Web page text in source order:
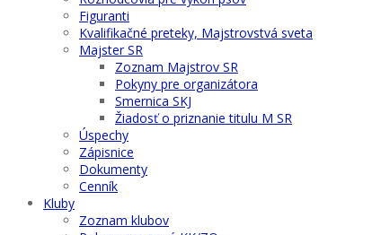
Figuranti
Kvalifikačné preteky, Majstrovstvá sveta
Majster SR
Zoznam Majstrov SR
Pokyny pre organizátora
Smernica SKJ
Žiadosť o priznanie titulu M SR
Úspechy
Zápisnice
Dokumenty
Cenník
Kluby
Zoznam klubov